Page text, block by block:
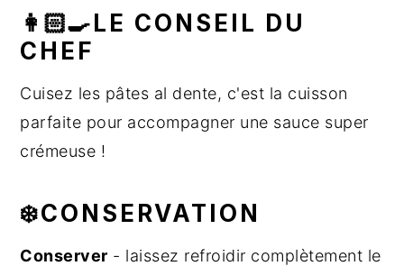
👩🏻‍🍳LE CONSEIL DU
CHEF
Cuisez les pâtes al dente, c'est la cuisson
parfaite pour accompagner une sauce super
crémeuse !
❄️CONSERVATION
Conserver - laissez refroidir complètement le